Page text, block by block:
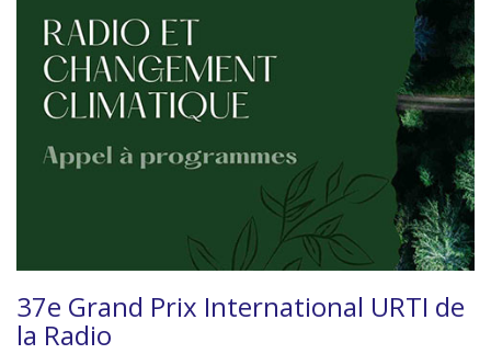
37e Grand Prix International URTI de
la Radio